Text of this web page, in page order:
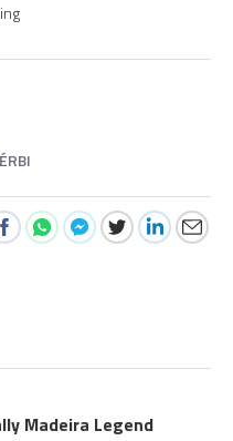
Madeira Legend